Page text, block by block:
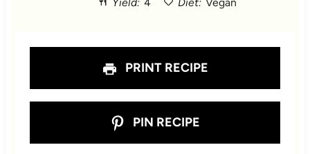
s
s
s
s
PRINT RECIPE
PIN RECIPE